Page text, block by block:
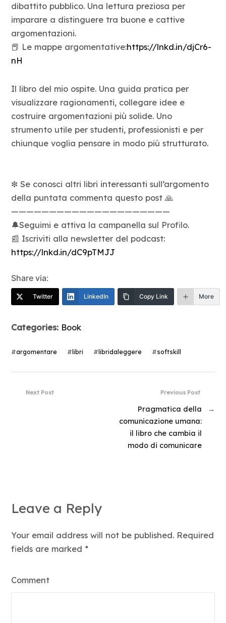
dibattito pubblico. Una lettura preziosa per
imparare a distinguere tra buone e cattive
argomentazioni.
📕 Le mappe argomentative:https://lnkd.in/djCr6-
nH
Il libro del mio ospite. Una guida pratica per
visualizzare ragionamenti, collegare idee e
costruire argomentazioni più solide. Uno
strumento utile per studenti, professionisti e per
chiunque voglia pensare in modo più strutturato.
❇ Se conosci altri libri interessanti sull’argomento
della puntata commenta questo post 🙏
—————————————————————
🔔Seguimi e attiva la campanella sul Profilo.
📰 Iscriviti alla newsletter del podcast:
https://lnkd.in/dC9pTMJJ
Share via:
Twitter LinkedIn Copy Link More
Categories: Book
#argomentare # libri # libridaleggere #softskill
Previous Post
Pragmatica della
comunicazione umana:
il libro che cambia il
modo di comunicare
→
Next Post
Leave a Reply
Your email address will not be published. Required
fields are marked *
Comment